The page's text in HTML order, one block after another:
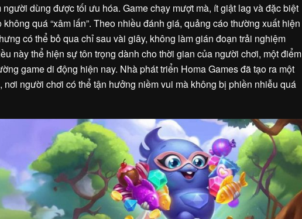
dùng được tối ưu hóa. Game chạy mượt mà, ít giật lag và đặc biệt
quá “xâm lấn”. Theo nhiều đánh giá, quảng cáo thường xuất hiện
có thể bỏ qua chỉ sau vài giây, không làm gián đoạn trải nghiệm
này thể hiện sự tôn trọng dành cho thời gian của người chơi, một điểm
game di động hiện nay. Nhà phát triển Homa Games đã tạo ra một
nơi người chơi có thể tận hưởng niềm vui mà không bị phiền nhiễu quá